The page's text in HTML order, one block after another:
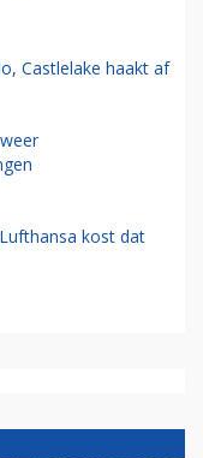
Castlelake haakt af
kost dat